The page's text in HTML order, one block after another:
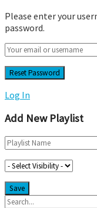
Please enter your
password.
Log In
Add New Playlist